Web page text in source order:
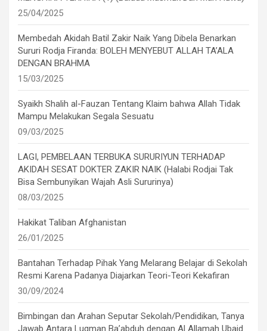
25/04/2025
Membedah Akidah Batil Zakir Naik Yang Dibela Benarkan
Sururi Rodja Firanda: BOLEH MENYEBUT ALLAH TA’ALA
DENGAN BRAHMA
15/03/2025
Syaikh Shalih al-Fauzan Tentang Klaim bahwa Allah Tidak
Mampu Melakukan Segala Sesuatu
09/03/2025
LAGI, PEMBELAAN TERBUKA SURURIYUN TERHADAP
AKIDAH SESAT DOKTER ZAKIR NAIK (Halabi Rodjai Tak
Bisa Sembunyikan Wajah Asli Sururinya)
08/03/2025
Hakikat Taliban Afghanistan
26/01/2025
Bantahan Terhadap Pihak Yang Melarang Belajar di Sekolah
Resmi Karena Padanya Diajarkan Teori-Teori Kekafiran
30/09/2024
Bimbingan dan Arahan Seputar Sekolah/Pendidikan, Tanya